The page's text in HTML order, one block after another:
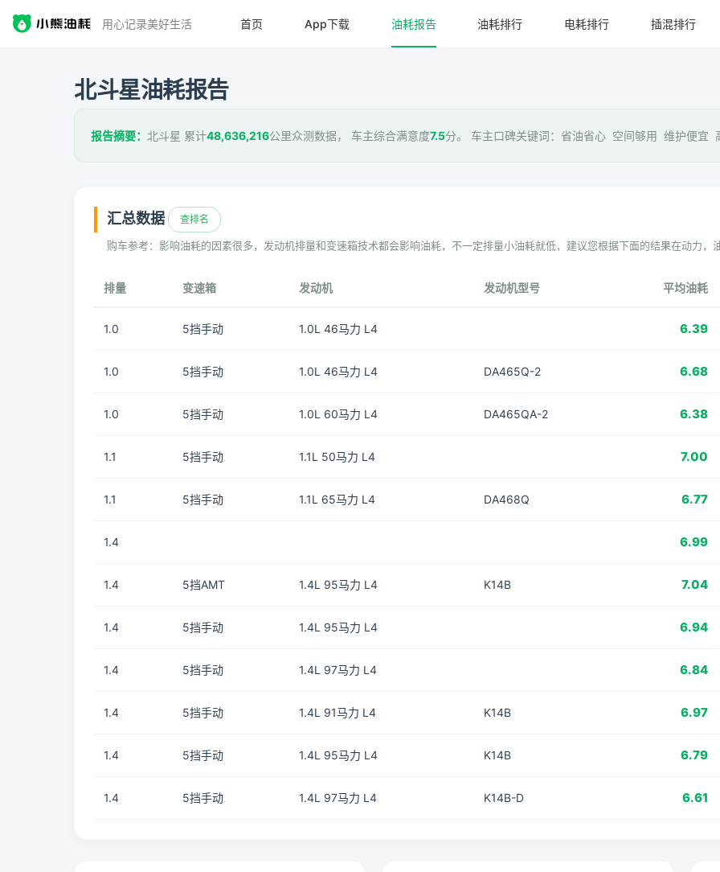
用心记录美好生活 首页 App下载 油耗报告 油耗排行 电耗排行 插混排行
北斗星油耗报告
报告摘要： 北斗星 累计48,636,216公里众测数据， 车主综合满意度7.5分。 车主口碑关键词：省油省心 空间够用 维护便宜
汇总数据 查排名
购车参考：影响油耗的因素很多，发动机排量和变速箱技术都会影响油耗，不一定排量小油耗就低，建议您根据下面的结果在动力
排量 变速箱 发动机 发动机型号 平均油耗
1.0 5挡手动 1.0L 46马力 L4 6.39
1.0 5挡手动 1.0L 46马力 L4 DA465Q-2 6.68
1.0 5挡手动 1.0L 60马力 L4 DA465QA-2 6.38
1.1 5挡手动 1.1L 50马力 L4 7.00
1.1 5挡手动 1.1L 65马力 L4 DA468Q 6.77
1.4 6.99
1.4 5挡AMT 1.4L 95马力 L4 K14B 7.04
1.4 5挡手动 1.4L 95马力 L4 6.94
1.4 5挡手动 1.4L 97马力 L4 6.84
1.4 5挡手动 1.4L 91马力 L4 K14B 6.97
1.4 5挡手动 1.4L 95马力 L4 K14B 6.79
1.4 5挡手动 1.4L 97马力 L4 K14B-D 6.61